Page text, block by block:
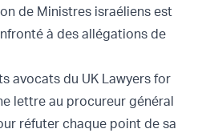
de Ministres israéliens est
à des allégations de
avocats du UK Lawyers for
lettre au procureur général
réfuter chaque point de sa